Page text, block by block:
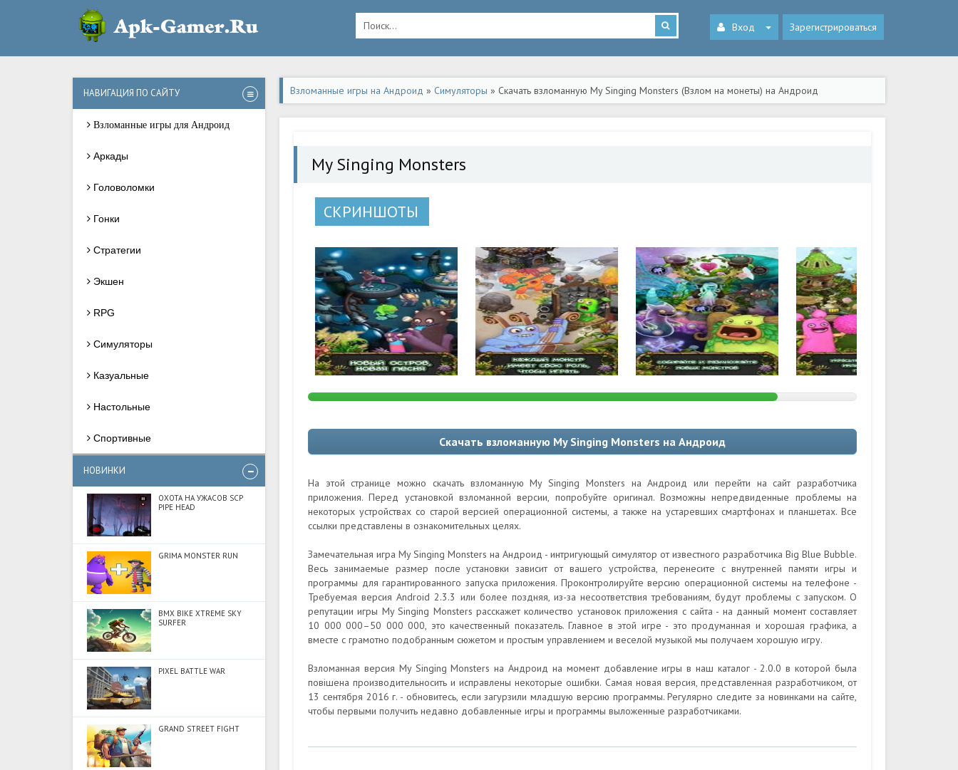
Вход Зарегистрироваться
НАВИГАЦИЯ ПО САЙТУ
Взломанные игры для Андроид
Аркады
Головоломки
Гонки
Стратегии
Экшен
RPG
Симуляторы
Казуальные
Настольные
Спортивные
НОВИНКИ
ОХОТА НА УЖАСОВ SCP
PIPE HEAD
GRIMA MONSTER RUN
BMX BIKE XTREME SKY
SURFER
PIXEL BATTLE WAR
GRAND STREET FIGHT
Взломанные игры на Андроид » Симуляторы » Скачать взломанную My Singing Monsters (Взлом на монеты) на Андроид
My Singing Monsters
СКРИНШОТЫ
Скачать взломанную My Singing Monsters на Андроид
На этой странице можно скачать взломанную My Singing Monsters на Андроид или перейти на сайт разработчика
приложения. Перед установкой взломанной версии, попробуйте оригинал. Возможны непредвиденные проблемы на
некоторых устройствах со старой версией операционной системы, а также на устаревших смартфонах и планшетах. Все
ссылки представлены в ознакомительных целях.
Замечательная игра My Singing Monsters на Андроид - интригующый симулятор от известного разработчика Big Blue Bubble.
Весь занимаемые размер после установки зависит от вашего устройства, перенесите с внутренней памяти игры и
программы для гарантированного запуска приложения. Проконтролируйте версию операционной системы на телефоне -
Требуемая версия Android 2.3.3 или более поздняя, из-за несоответствия требованиям, будут проблемы с запуском. О
репутации игры My Singing Monsters расскажет количество установок приложения с сайта - на данный момент составляет
10 000 000–50 000 000, это качественный показатель. Главное в этой игре - это продуманная и хорошая графика, а
вместе с грамотно подобранным сюжетом и простым управлением и веселой музыкой мы получаем хорошую игру.
Взломанная версия My Singing Monsters на Андроид на момент добавление игры в наш каталог - 2.0.0 в которой была
повішена производительносить и исправлены некоторые ошибки. Самая новая версия, представленная разработчиком, от
13 сентября 2016 г. - обновитесь, если загурзили младшую версию программы. Регулярно следите за новинками на сайте,
чтобы первыми получить недавно добавленные игры и программы выложенные разработчиками.